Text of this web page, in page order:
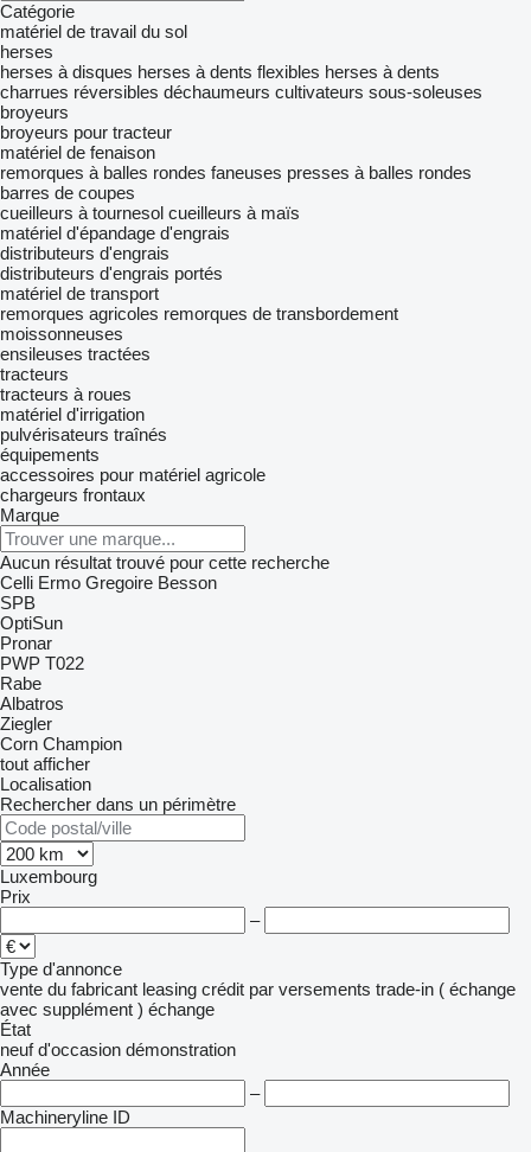
Catégorie
matériel de travail du sol
herses
herses à disques herses à dents flexibles herses à dents
charrues réversibles déchaumeurs cultivateurs sous-soleuses
broyeurs
broyeurs pour tracteur
matériel de fenaison
remorques à balles rondes faneuses presses à balles rondes
barres de coupes
cueilleurs à tournesol cueilleurs à maïs
matériel d'épandage d'engrais
distributeurs d'engrais
distributeurs d'engrais portés
matériel de transport
remorques agricoles remorques de transbordement
moissonneuses
ensileuses tractées
tracteurs
tracteurs à roues
matériel d'irrigation
pulvérisateurs traînés
équipements
accessoires pour matériel agricole
chargeurs frontaux
Marque
Aucun résultat trouvé pour cette recherche
Celli Ermo Gregoire Besson
SPB
OptiSun
Pronar
PWP T022
Rabe
Albatros
Ziegler
Corn Champion
tout afficher
Localisation
Rechercher dans un périmètre
Luxembourg
Prix
–
Type d'annonce
vente du fabricant leasing crédit par versements trade-in ( échange
avec supplément ) échange
État
neuf d'occasion démonstration
Année
–
Machineryline ID